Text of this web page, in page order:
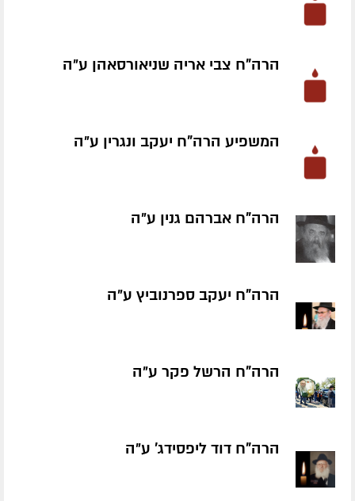
הרה"ח צבי אריה שניאורסאהן ע״ה
המשפיע הרה"ח יעקב ונגרין ע״ה
הרה"ח אברהם גנין ע״ה
הרה"ח יעקב ספרנוביץ ע״ה
הרה"ח הרשל פקר ע״ה
הרה"ח דוד ליפסידג' ע״ה